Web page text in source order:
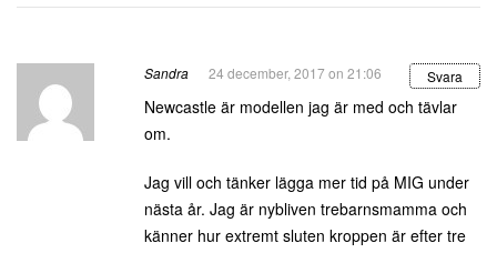
Sandra 24 december, 2017 on 21:06 Svara
Newcastle är modellen jag är med och tävlar
om.
Jag vill och tänker lägga mer tid på MIG under
nästa år. Jag är nybliven trebarnsmamma och
känner hur extremt sluten kroppen är efter tre